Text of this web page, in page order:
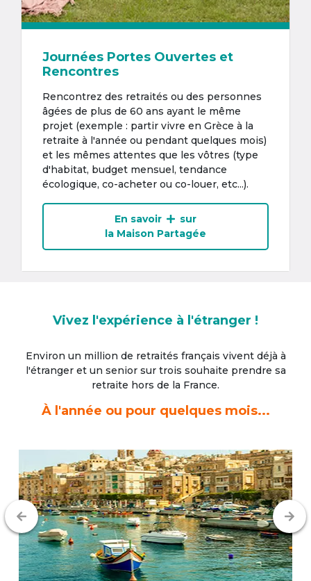
Journées Portes Ouvertes et
Rencontres
Rencontrez des retraités ou des personnes
âgées de plus de 60 ans ayant le même
projet (exemple : partir vivre en Grèce à la
retraite à l'année ou pendant quelques mois)
et les mêmes attentes que les vôtres (type
d'habitat, budget mensuel, tendance
écologique, co-acheter ou co-louer, etc...).
En savoir
sur
la Maison Partagée
Vivez l'expérience à l'étranger !
Environ un million de retraités français vivent déjà à
l'étrangeret un senior sur trois souhaite prendre sa
retraite hors de la France.
À l'année ou pour quelques mois...